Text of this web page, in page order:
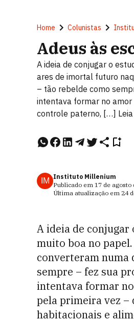
Home Colunistas
Adeus às
A ideia de conjugar o
ares de imortal futuro
– tão rebelde como
intentava formar no
controle paterno, […] Leia
IM
Instituto Millenium
Publicado em 17 de agosto
Última atualização em 24
A ideia de
muito boa no
converteram numa
sempre – fez sua
intentava formar
pela primeira vez –
habitacionais e